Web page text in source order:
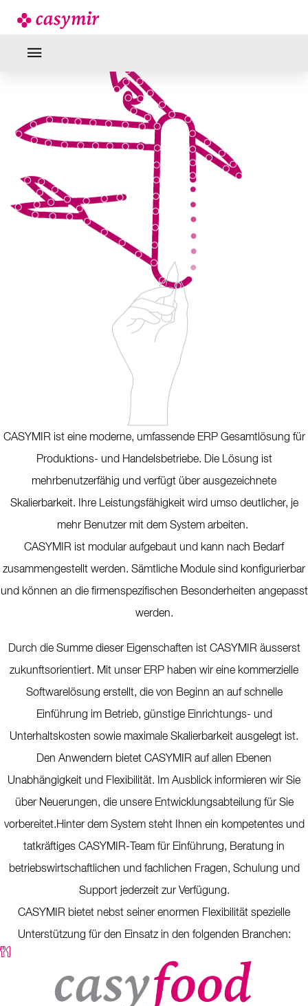
BRANCHENKOMPETENZ
CASYMIR ist eine moderne, umfassende ERP Gesamtlösung für
Produktions- und Handelsbetriebe. Die Lösung ist
mehrbenutzerfähig und verfügt über ausgezeichnete
Skalierbarkeit. Ihre Leistungsfähigkeit wird umso deutlicher, je
mehr Benutzer mit dem System arbeiten.
CASYMIR ist modular aufgebaut und kann nach Bedarf
zusammengestellt werden. Sämtliche Module sind konfigurierbar
und können an die firmenspezifischen Besonderheiten angepasst
werden.
Durch die Summe dieser Eigenschaften ist CASYMIR äusserst
zukunftsorientiert. Mit unser ERP haben wir eine kommerzielle
Softwarelösung erstellt, die von Beginn an auf schnelle
Einführung im Betrieb, günstige Einrichtungs- und
Unterhaltskosten sowie maximale Skalierbarkeit ausgelegt ist.
Den Anwendern bietet CASYMIR auf allen Ebenen
Unabhängigkeit und Flexibilität. Im Ausblick informieren wir Sie
über Neuerungen, die unsere Entwicklungsabteilung für Sie
vorbereitet.Hinter dem System steht Ihnen ein kompetentes und
tatkräftiges CASYMIR-Team für Einführung, Beratung in
betriebswirtschaftlichen und fachlichen Fragen, Schulung und
Support jederzeit zur Verfügung.
CASYMIR bietet nebst seiner enormen Flexibilität spezielle
Unterstützung für den Einsatz in den folgenden Branchen: